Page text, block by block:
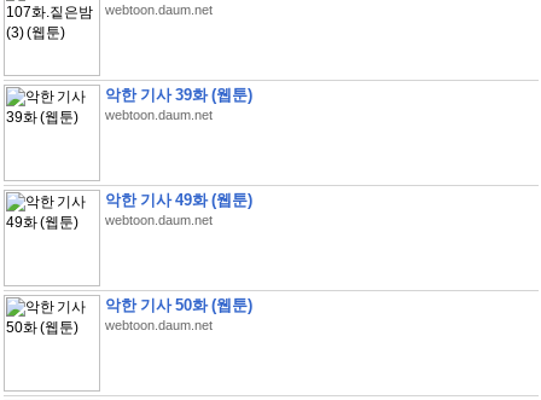
webtoon.daum.net
악한 기사 39화 (웹툰)
webtoon.daum.net
악한 기사 49화 (웹툰)
webtoon.daum.net
악한 기사 50화 (웹툰)
webtoon.daum.net